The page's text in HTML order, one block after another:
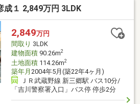
成１ 2,849万円 3LDK
2,849万円
間取り 3LDK
建物面積90.26m2
土地面積114.26m2
築年月 2004年5月(築22年4ヶ月)
ＪＲ武蔵野線 新三郷駅 バス10分/
「吉川警察署入口」バス停 停歩2分